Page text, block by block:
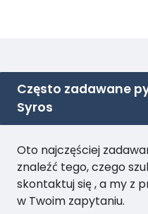
Często zadawane
Syros
Oto najczęściej
znaleźć tego, czego
skontaktuj się , a my z
w Twoim zapytaniu.